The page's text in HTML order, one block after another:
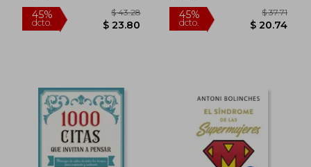
45%
dcto.
$ 34.96 45%
dcto.